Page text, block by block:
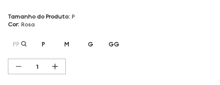
Tamanho do Produto: P
Cor: Rosa
PP P M G GG